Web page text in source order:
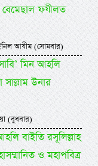
বেমেছাল ফযীলত
আযীম (সোমবার)
মিন আহলি
সাল্লাম উনার
(বুধবার)
বাইতি রসূলিল্লাহ
ও মহাপবিত্র